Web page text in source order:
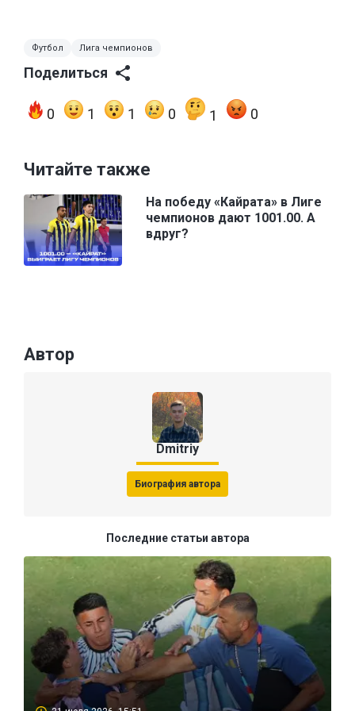
Футбол Лига чемпионов
Поделиться
0 1 1 0 1 0
Читайте также
На победу «Кайрата» в Лиге
чемпионов дают 1001.00. А
вдруг?
Автор
Dmitriy
Биография автора
Последние статьи автора